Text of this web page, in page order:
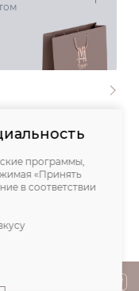
программы,
«Принять
в соответствии